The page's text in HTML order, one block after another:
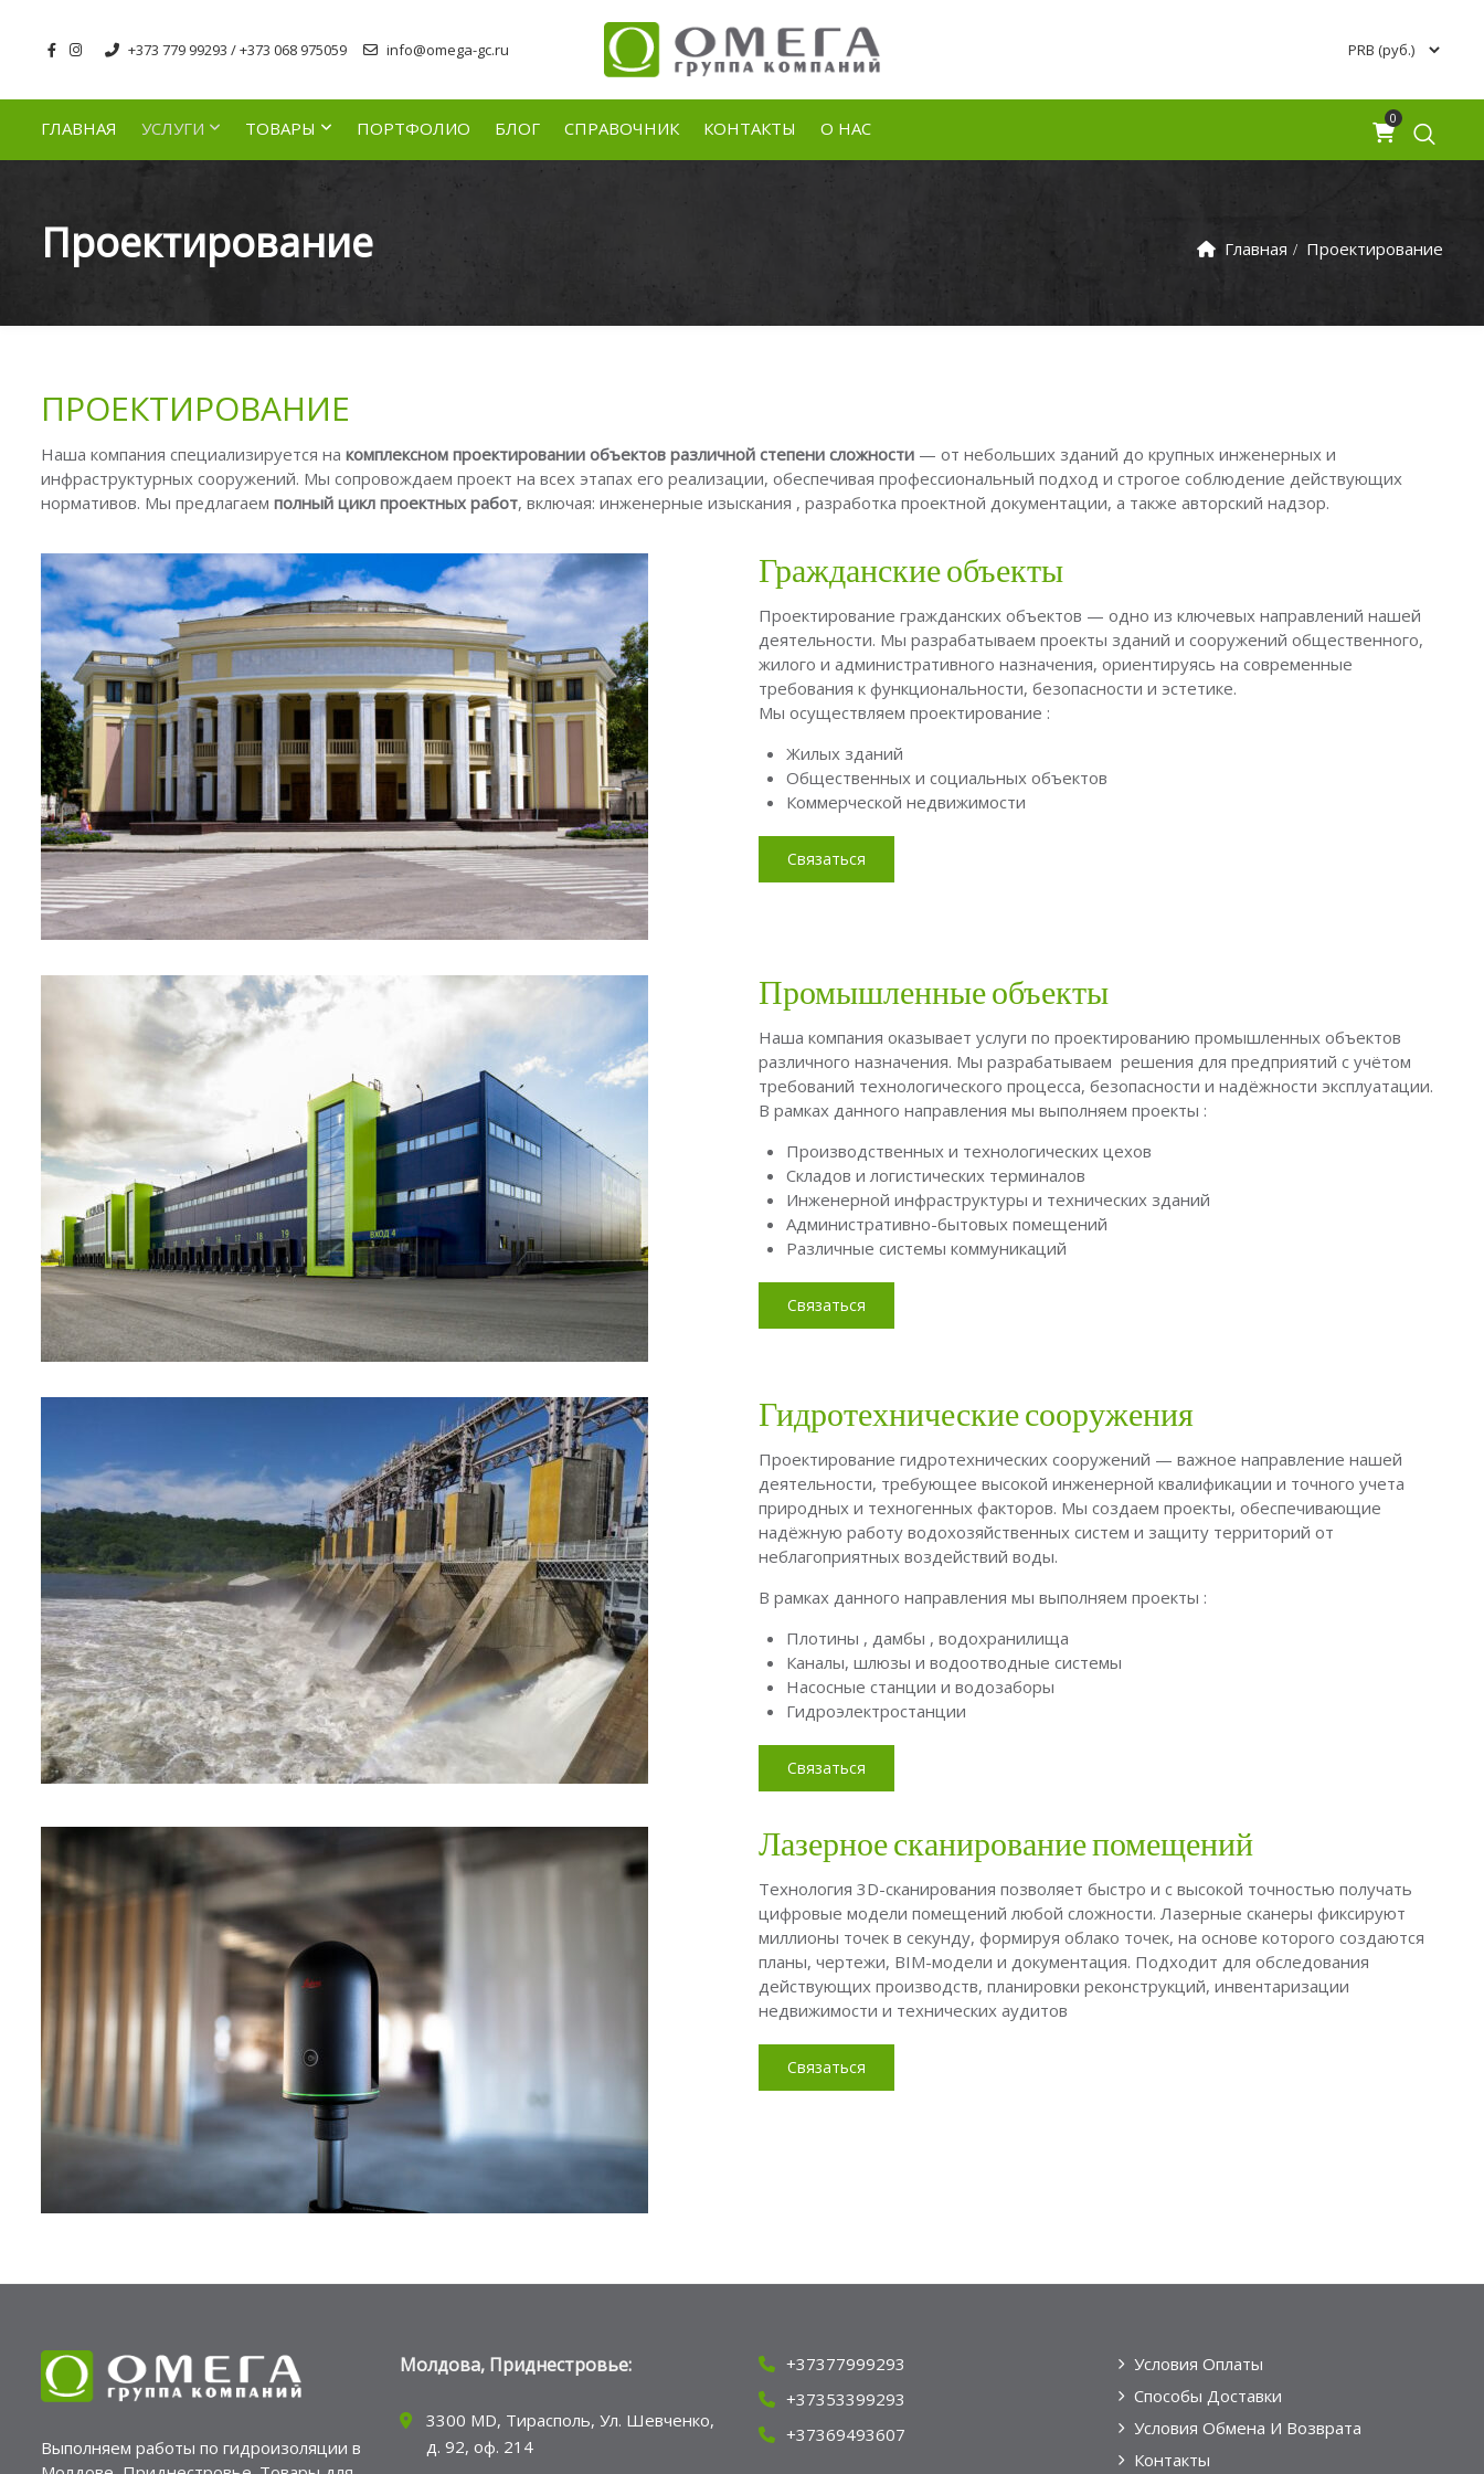
+373 779 99293 / +373 068 975059 info@omega-gc.ru
ГЛАВНАЯ УСЛУГИ ТОВАРЫ ПОРТФОЛИО БЛОГ СПРАВОЧНИК КОНТАКТЫ О НАС 0
Проектирование Главная Проектирование
ПРОЕКТИРОВАНИЕ
Наша компания специализируется на комплексном проектировании объектов различной степени сложности — от небольших зданий до крупных инженерных и
инфраструктурных сооружений. Мы сопровождаем проект на всех этапах его реализации, обеспечивая профессиональный подход и строгое соблюдение действующих
нормативов. Мы предлагаем полный цикл проектных работ, включая: инженерные изыскания , разработка проектной документации, а также авторский надзор.
Гражданские объекты
Проектирование гражданских объектов — одно из ключевых направлений нашей
деятельности. Мы разрабатываем проекты зданий и сооружений общественного,
жилого и административного назначения, ориентируясь на современные
требования к функциональности, безопасности и эстетике.
Мы осуществляем проектирование :
Жилых зданий
Общественных и социальных объектов
Коммерческой недвижимости
Связаться
Промышленные объекты
Наша компания оказывает услуги по проектированию промышленных объектов
различного назначения. Мы разрабатываем решения для предприятий с учётом
требований технологического процесса, безопасности и надёжности эксплуатации.
В рамках данного направления мы выполняем проекты :
Производственных и технологических цехов
Складов и логистических терминалов
Инженерной инфраструктуры и технических зданий
Административно-бытовых помещений
Различные системы коммуникаций
Связаться
Гидротехнические сооружения
Проектирование гидротехнических сооружений — важное направление нашей
деятельности, требующее высокой инженерной квалификации и точного учета
природных и техногенных факторов. Мы создаем проекты, обеспечивающие
надёжную работу водохозяйственных систем и защиту территорий от
неблагоприятных воздействий воды.
В рамках данного направления мы выполняем проекты :
Плотины , дамбы , водохранилища
Каналы, шлюзы и водоотводные системы
Насосные станции и водозаборы
Гидроэлектростанции
Связаться
Лазерное сканирование помещений
Технология 3D-сканирования позволяет быстро и с высокой точностью получать
цифровые модели помещений любой сложности. Лазерные сканеры фиксируют
миллионы точек в секунду, формируя облако точек, на основе которого создаются
планы, чертежи, BIM-модели и документация. Подходит для обследования
действующих производств, планировки реконструкций, инвентаризации
недвижимости и технических аудитов
Связаться
Выполняем работы по гидроизоляции в
Молдова, Приднестровье:
3300 MD, Тирасполь, Ул. Шевченко,
д. 92, оф. 214
+37377999293
+37353399293
+37369493607
Условия Оплаты
Способы Доставки
Условия Обмена И Возврата
Контакты